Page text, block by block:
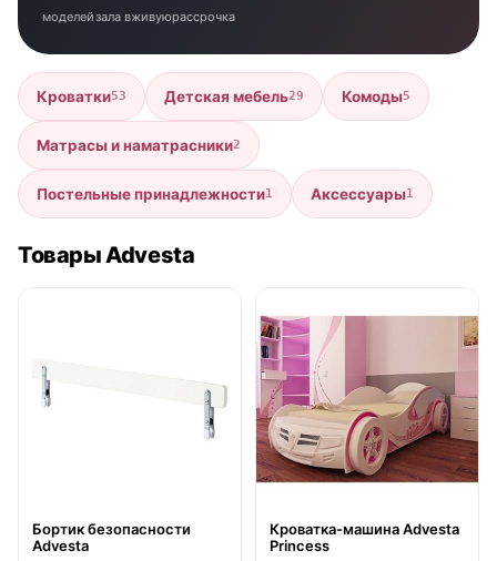
моделейзала вживуюрассрочка
Кроватки53 Детская мебель29 Комоды5
Матрасы и наматрасники2
Постельные принадлежности1 Аксессуары1
Товары Advesta
Бортик безопасности
Advesta
Кроватка-машина Advesta
Princess